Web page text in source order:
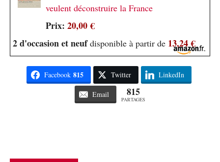
veulent déconstruire la France
Prix: 20,00 €
2 d'occasion et neufdisponible à partir de 13,24 €
Facebook 815 Twitter LinkedIn
Email 815
PARTAGES